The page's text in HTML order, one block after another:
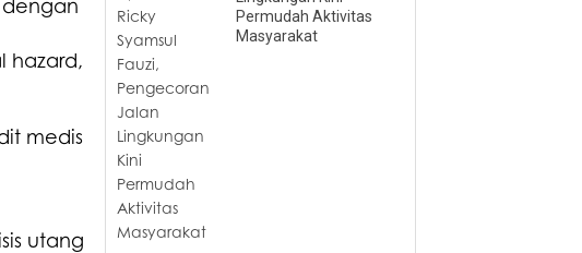
dengan
hazard,
medis
utang
Permudah Aktivitas
Masyarakat